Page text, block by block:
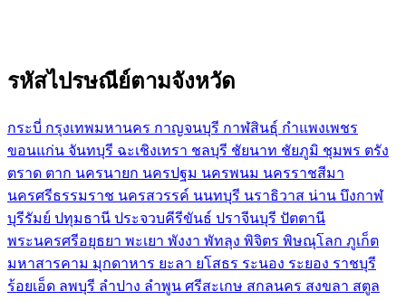
รหัสไปรษณีย์ตามจังหวัด
กระบี่ กรุงเทพมหานคร กาญจนบุรี กาฬสินธุ์ กำแพงเพชร
ขอนแก่น จันทบุรี ฉะเชิงเทรา ชลบุรี ชัยนาท ชัยภูมิ ชุมพร ตรัง
ตราด ตาก นครนายก นครปฐม นครพนม นครราชสีมา
นครศรีธรรมราช นครสวรรค์ นนทบุรี นราธิวาส น่าน บึงกาฬ
บุรีรัมย์ ปทุมธานี ประจวบคีรีขันธ์ ปราจีนบุรี ปัตตานี
พระนครศรีอยุธยา พะเยา พังงา พัทลุง พิจิตร พิษณุโลก ภูเก็ต
มหาสารคาม มุกดาหาร ยะลา ยโสธร ระนอง ระยอง ราชบุรี
ร้อยเอ็ด ลพบุรี ลำปาง ลำพูน ศรีสะเกษ สกลนคร สงขลา สตูล